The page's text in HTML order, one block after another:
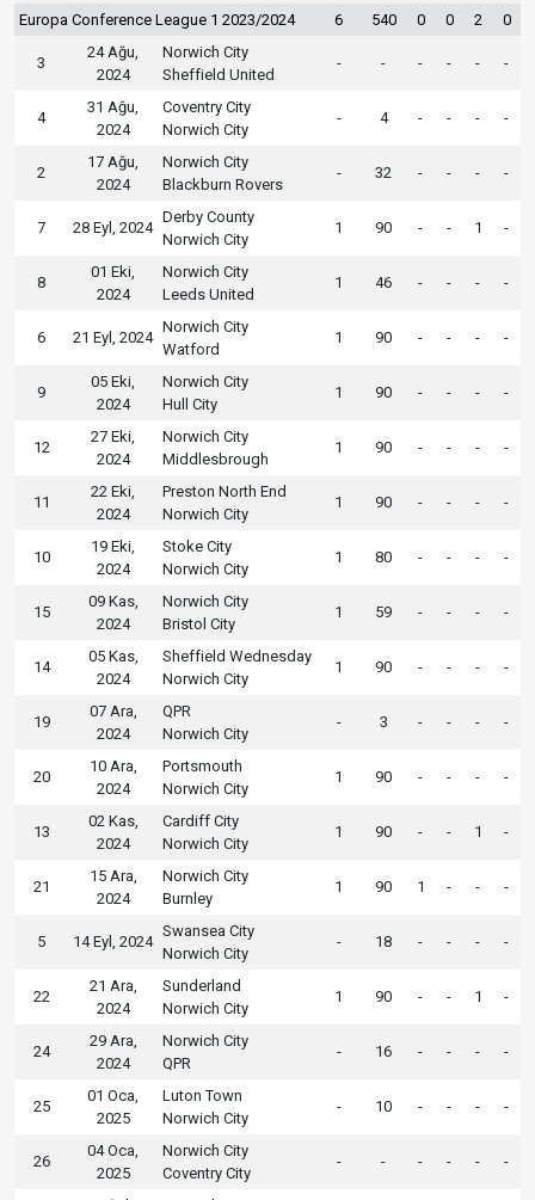
Europa Conference League 1 2023/2024 6 540 0 0 2 0
3
24 Ağu,
2024
Norwich City
Sheffield United
- - - - - -
4
31 Ağu,
2024
Coventry City
Norwich City
- 4 - - - -
2
17 Ağu,
2024
Norwich City
Blackburn Rovers
- 32 - - - -
7 28 Eyl, 2024
Derby County
Norwich City
1 90 - - 1 -
8
01 Eki,
2024
Norwich City
Leeds United
1 46 - - - -
6 21 Eyl, 2024
Norwich City
Watford
1 90 - - - -
9
05 Eki,
2024
Norwich City
Hull City
1 90 - - - -
12
27 Eki,
2024
Norwich City
Middlesbrough
1 90 - - - -
11
22 Eki,
2024
Preston North End
Norwich City
1 90 - - - -
10
19 Eki,
2024
Stoke City
Norwich City
1 80 - - - -
15
09 Kas,
2024
Norwich City
Bristol City
1 59 - - - -
14
05 Kas,
2024
Sheffield Wednesday
Norwich City
1 90 - - - -
19
07 Ara,
2024
QPR
Norwich City
- 3 - - - -
20
10 Ara,
2024
Portsmouth
Norwich City
1 90 - - - -
13
02 Kas,
2024
Cardiff City
Norwich City
1 90 - - 1 -
21
15 Ara,
2024
Norwich City
Burnley
1 90 1 - - -
5 14 Eyl, 2024
Swansea City
Norwich City
- 18 - - - -
22
21 Ara,
2024
Sunderland
Norwich City
1 90 - - 1 -
24
29 Ara,
2024
Norwich City
QPR
- 16 - - - -
25
01 Oca,
2025
Luton Town
Norwich City
- 10 - - - -
26
04 Oca,
2025
Norwich City
Coventry City
- - - - - -